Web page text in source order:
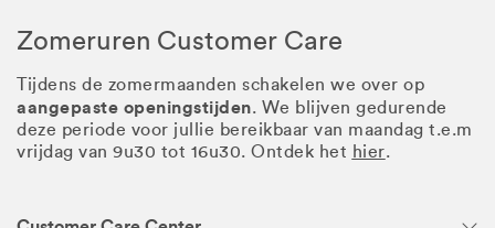
Zomeruren Customer Care
Tijdens de zomermaanden schakelen we over op
aangepaste openingstijden. We blijven gedurende
deze periode voor jullie bereikbaar van maandag t.e.m
vrijdag van 9u30 tot 16u30. Ontdek het hier.